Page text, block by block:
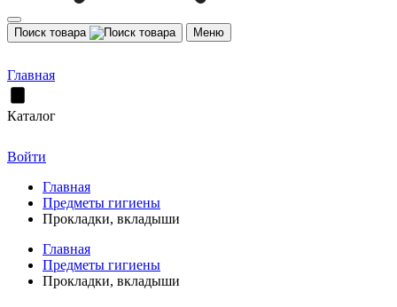
Поиск товара Меню
Главная
Каталог
Войти
Главная
Предметы гигиены
Прокладки, вкладыши
Главная
Предметы гигиены
Прокладки, вкладыши